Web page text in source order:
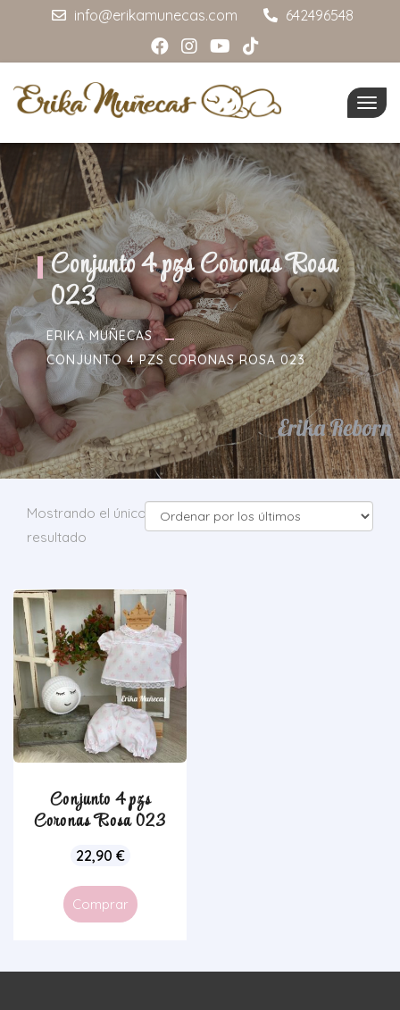
info@erikamunecas.com 642496548
Conjunto 4 pzs Coronas Rosa
023
ERIKA MUÑECAS
CONJUNTO 4 PZS CORONAS ROSA 023
Mostrando el único
resultado
Conjunto 4 pzs
Coronas Rosa 023
22,90 €
Comprar